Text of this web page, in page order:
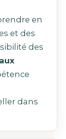
en
et des
des
dans